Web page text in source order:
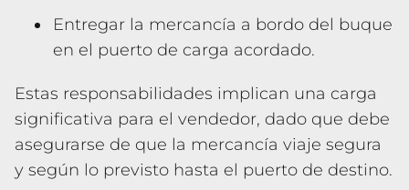
Entregar la mercancía a bordo del buque
en el puerto de carga acordado.
Estas responsabilidades implican una carga
significativa para el vendedor, dado que debe
asegurarse de que la mercancía viaje segura
y según lo previsto hasta el puerto de destino.